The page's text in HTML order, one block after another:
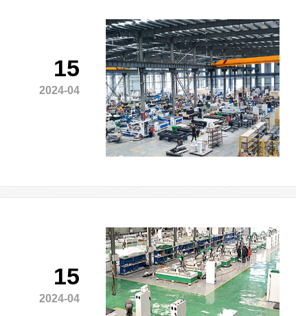
15
2024-04
15
2024-04